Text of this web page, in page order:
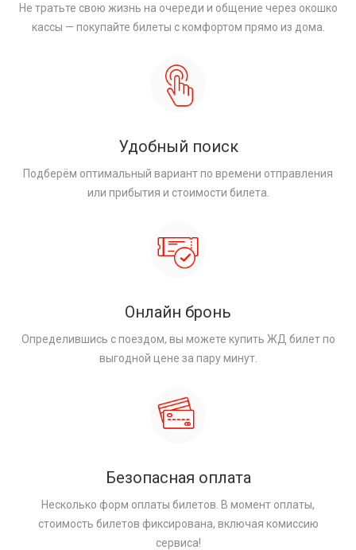
Не тратьте свою жизнь на очереди и общение через окошко
кассы — покупайте билеты с комфортом прямо из дома.
Удобный поиск
Подберём оптимальный вариант по времени отправления
или прибытия и стоимости билета.
Онлайн бронь
Определившись с поездом, вы можете купить ЖД билет по
выгодной цене за пару минут.
Безопасная оплата
Несколько форм оплаты билетов. В момент оплаты,
стоимость билетов фиксирована, включая комиссию
сервиса!